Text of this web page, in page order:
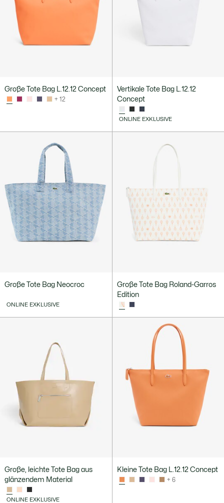
Große Tote Bag L.12.12 Concept
+ 12
Vertikale Tote Bag L.12.12
Concept
ONLINE EXKLUSIVE
Große Tote Bag Neocroc
ONLINE EXKLUSIVE
Große Tote Bag Roland-Garros
Edition
Große, leichte Tote Bag aus
glänzendem Material
ONLINE EXKLUSIVE
Kleine Tote Bag L.12.12 Concept
+ 6